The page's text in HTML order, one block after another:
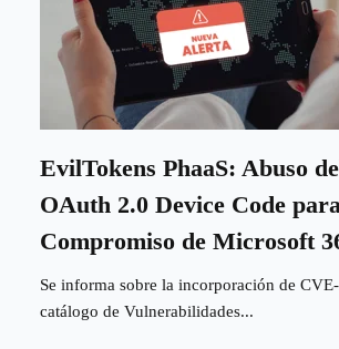
EvilTokens PhaaS: Abuso
OAuth 2.0 Device Code
Compromiso de Microsoft
Se informa sobre la incorporación de
catálogo de Vulnerabilidades...